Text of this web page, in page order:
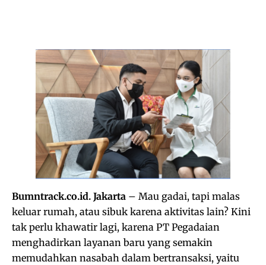
Bumntrack.co.id. Jakarta – Mau gadai, tapi malas
keluar rumah, atau sibuk karena aktivitas lain? Kini
tak perlu khawatir lagi, karena PT Pegadaian
menghadirkan layanan baru yang semakin
memudahkan nasabah dalam bertransaksi, yaitu